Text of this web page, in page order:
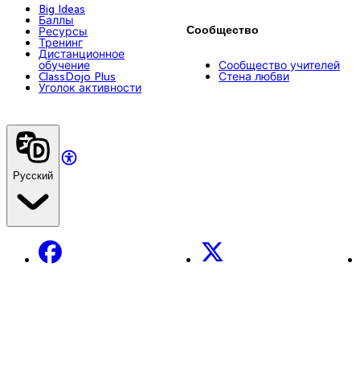
Big Ideas
Баллы
Ресурсы
Тренинг
Дистанционное
обучение
ClassDojo Plus
Уголок активности
Сообщество
Сообщество учителей
Стена любви
Русский
Facebook X